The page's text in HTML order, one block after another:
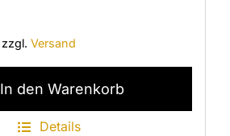
zzgl. Versand
In den Warenkorb
Details